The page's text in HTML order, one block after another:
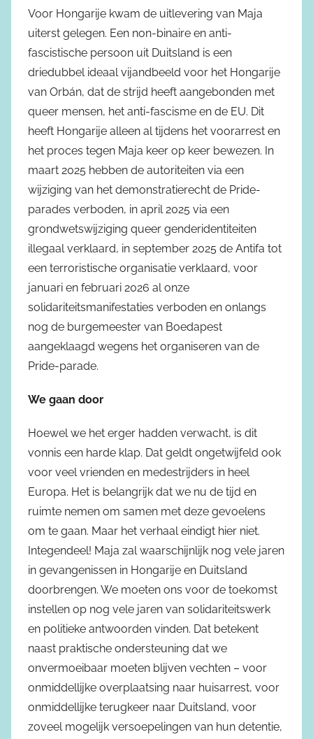
Voor Hongarije kwam de uitlevering van Maja
uiterst gelegen. Een non-binaire en anti-
fascistische persoon uit Duitsland is een
driedubbel ideaal vijandbeeld voor het Hongarije
van Orbán, dat de strijd heeft aangebonden met
queer mensen, het anti-fascisme en de EU. Dit
heeft Hongarije alleen al tijdens het voorarrest en
het proces tegen Maja keer op keer bewezen. In
maart 2025 hebben de autoriteiten via een
wijziging van het demonstratierecht de Pride-
parades verboden, in april 2025 via een
grondwetswijziging queer genderidentiteiten
illegaal verklaard, in september 2025 de Antifa tot
een terroristische organisatie verklaard, voor
januari en februari 2026 al onze
solidariteitsmanifestaties verboden en onlangs
nog de burgemeester van Boedapest
aangeklaagd wegens het organiseren van de
Pride-parade.
We gaan door
Hoewel we het erger hadden verwacht, is dit
vonnis een harde klap. Dat geldt ongetwijfeld ook
voor veel vrienden en medestrijders in heel
Europa. Het is belangrijk dat we nu de tijd en
ruimte nemen om samen met deze gevoelens
om te gaan. Maar het verhaal eindigt hier niet.
Integendeel! Maja zal waarschijnlijk nog vele jaren
in gevangenissen in Hongarije en Duitsland
doorbrengen. We moeten ons voor de toekomst
instellen op nog vele jaren van solidariteitswerk
en politieke antwoorden vinden. Dat betekent
naast praktische ondersteuning dat we
onvermoeibaar moeten blijven vechten – voor
onmiddellijke overplaatsing naar huisarrest, voor
onmiddellijke terugkeer naar Duitsland, voor
zoveel mogelijk versoepelingen van hun detentie,